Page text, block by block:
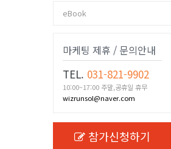
eBook
마케팅 제휴 / 문의안내
TEL. 031-821-9902
10:00~17:00 주말,공휴일 휴무
wizrunsol@naver.com
참가신청하기